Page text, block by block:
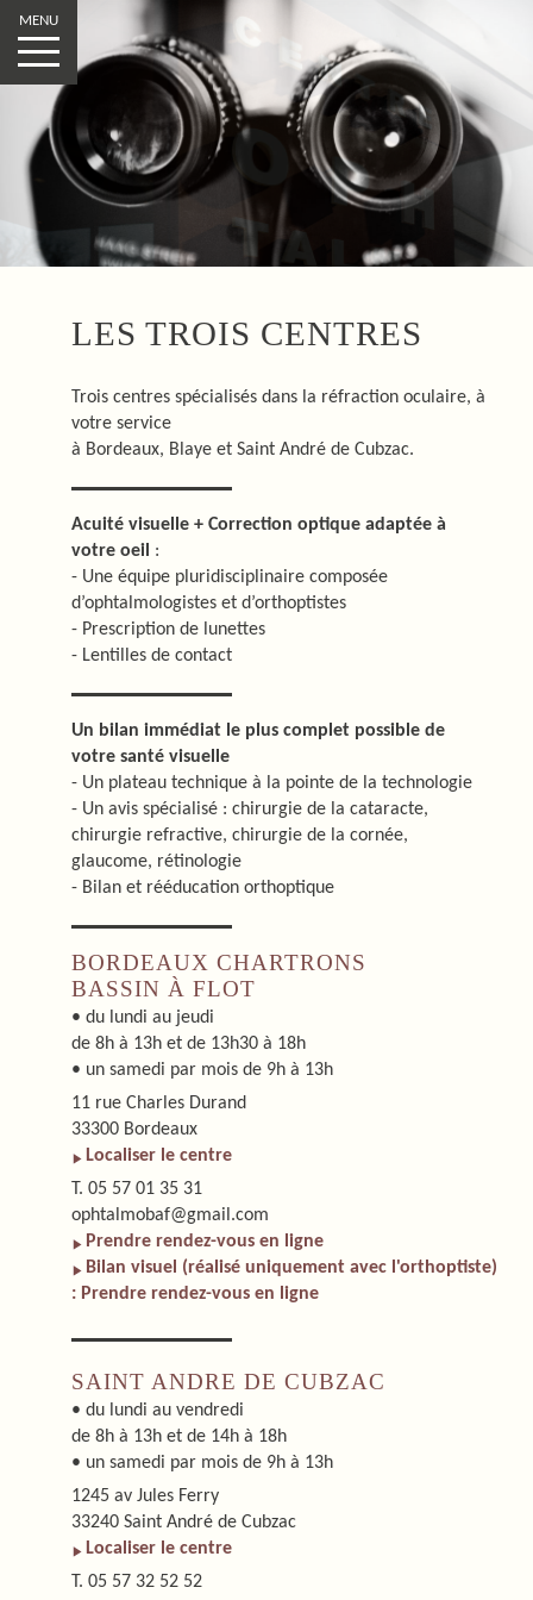
MENU
LES TROIS CENTRES
Trois centres spécialisés dans la réfraction oculaire, à
votre service
à Bordeaux, Blaye et Saint André de Cubzac.
Acuité visuelle + Correction optique adaptée à
votre oeil :
- Une équipe pluridisciplinaire composée
d’ophtalmologistes et d’orthoptistes
- Prescription de lunettes
- Lentilles de contact
Un bilan immédiat le plus complet possible de
votre santé visuelle
- Un plateau technique à la pointe de la technologie
- Un avis spécialisé : chirurgie de la cataracte,
chirurgie refractive, chirurgie de la cornée,
glaucome, rétinologie
- Bilan et rééducation orthoptique
BORDEAUX CHARTRONS
BASSIN À FLOT
• du lundi au jeudi
de 8h à 13h et de 13h30 à 18h
• un samedi par mois de 9h à 13h
11 rue Charles Durand
33300 Bordeaux
Localiser le centre
T. 05 57 01 35 31
ophtalmobaf@gmail.com
Prendre rendez-vous en ligne
Bilan visuel (réalisé uniquement avec l'orthoptiste)
: Prendre rendez-vous en ligne
SAINT ANDRE DE CUBZAC
• du lundi au vendredi
de 8h à 13h et de 14h à 18h
• un samedi par mois de 9h à 13h
1245 av Jules Ferry
33240 Saint André de Cubzac
Localiser le centre
T. 05 57 32 52 52